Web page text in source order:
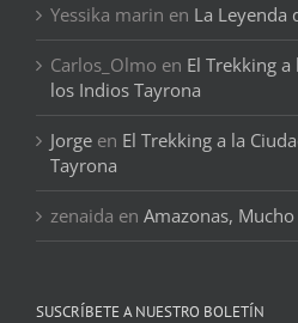
Yessika marin en La Leyenda
Carlos_Olmo en El Trekking
los Indios Tayrona
Jorge en El Trekking a la
Tayrona
zenaida en Amazonas,
SUSCRÍBETE A NUESTRO BOLETÍN